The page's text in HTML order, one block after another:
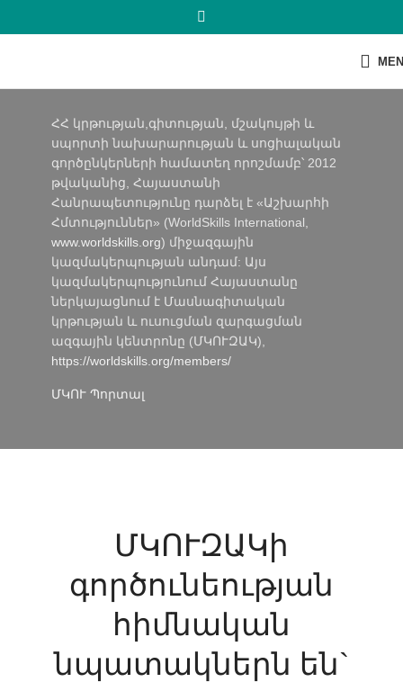
ՀՀ կրթության,գիտության, մշակույթի և
սպորտի նախարարության և սոցիալական
գործընկերների համատեղ որոշմամբ՝ 2012
թվականից, Հայաստանի
Հանրապետությունը դարձել է «Աշխարհի
Հմտություններ» (WorldSkills International,
www.worldskills.org) միջազգային
կազմակերպության անդամ: Այս
կազմակերպությունում Հայաստանը
ներկայացնում է Մասնագիտական
կրթության և ուսուցման զարգացման
ազգային կենտրոնը (ՄԿՈՒԶԱԿ),
https://worldskills.org/members/
ՄԿՈՒ Պորտալ
ՄԿՈՒԶԱԿի
գործունեության
հիմնական
նպատակներն են`